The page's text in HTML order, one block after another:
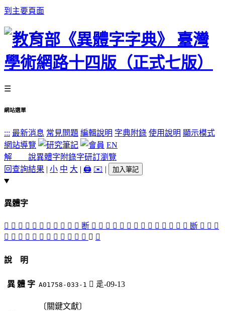
到主要頁面
☰
網站選單
::: 最新消息 常見問題 編輯說明 字典附錄 使用說明 顯示模式
網站導覽
EN
解 說異體字 附錄字研訂瀏覽
回查詢結果 | 小 中 大 | 🖨️ ✉️ | 加入筆記
異體字
󰞎 𠝅 𠜷 𠸿 󲢇 󲢈 󰬎 󲢅 󴶶 󲡾 󲡿 断 󲡽 󲢗 󲢐 𣂣 󲢉 𣂢 𣂱 󲢆 󲢖 󲢁 󲢒 𣂸 󲢌 󲢔 㫁 󲢀 󲡺 󲢋
󲢑 󲢕 󲡼 󲢄 󲢍 󲢂 󲡸 󲢓 󲢃 𣃔 𣦙 𣦕 󲢏 󲡻
說 明
異 體 字 A01758-033-1 󲢏 辵-09-13
〔關鍵文獻〕